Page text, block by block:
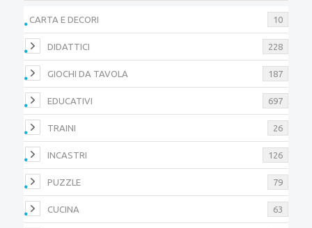
CARTA E DECORI 10
DIDATTICI 228
GIOCHI DA TAVOLA 187
EDUCATIVI 697
TRAINI 26
INCASTRI 126
PUZZLE 79
CUCINA 63